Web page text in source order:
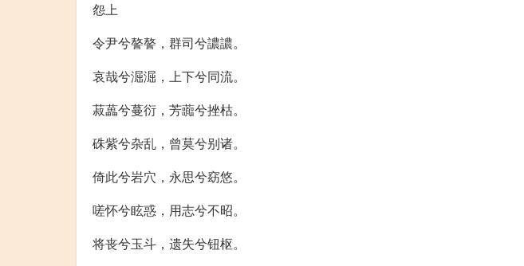
怨上
令尹兮謷謷，群司兮譨譨。
哀哉兮淈淈，上下兮同流。
菽藟兮蔓衍，芳虈兮挫枯。
硃紫兮杂乱，曾莫兮别诸。
倚此兮岩穴，永思兮窈悠。
嗟怀兮眩惑，用志兮不昭。
将丧兮玉斗，遗失兮钮枢。